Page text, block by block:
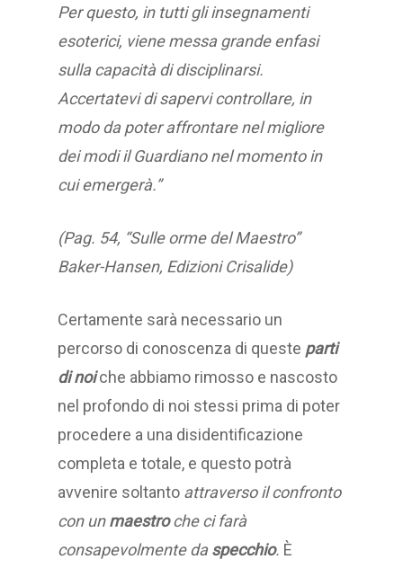
Per questo, in tutti gli insegnamenti
esoterici, viene messa grande enfasi
sulla capacità di disciplinarsi.
Accertatevi di sapervi controllare, in
modo da poter affrontare nel migliore
dei modi il Guardiano nel momento in
cui emergerà.”
(Pag. 54, “Sulle orme del Maestro”
Baker-Hansen, Edizioni Crisalide)
Certamente sarà necessario un
percorso di conoscenza di queste parti
di noiche abbiamo rimosso e nascosto
nel profondo di noi stessi prima di poter
procedere a una disidentificazione
completa e totale, e questo potrà
avvenire soltanto attraverso il confronto
con unmaestroche ci farà
consapevolmente daspecchio. È